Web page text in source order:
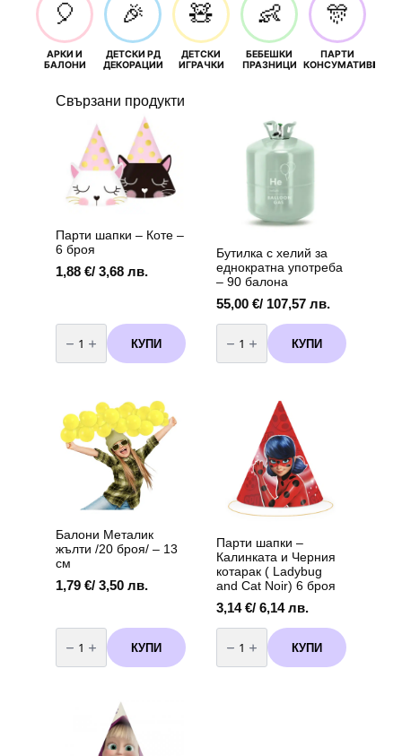
🎈
АРКИ И
БАЛОНИ
🎉
ДЕТСКИ РД
ДЕКОРАЦИИ
🧸
ДЕТСКИ
ИГРАЧКИ
👶
БЕБЕШКИ
ПРАЗНИЦИ
🎊
ПАРТИ
КОНСУМАТИВИ
Свързани продукти
Парти шапки – Коте –
6 броя
1,88 €/ 3,68 лв.
количество
за
Парти
шапки
броя
КУПИ
Бутилка с хелий за
еднократна употреба
– 90 балона
55,00 €/ 107,57 лв.
количество
за
Бутилка
с
еднократна
балона
КУПИ
Балони Металик
жълти /20 броя/ – 13
см
1,79 €/ 3,50 лв.
количество
за
Балони
Металик
КУПИ
Парти шапки –
Калинката и Черния
котарак ( Ladybug
and Cat Noir) 6 броя
3,14€/ 6,14 лв.
количество
за
Парти
шапки
КУПИ